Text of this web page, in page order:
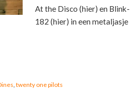
At the Disco (hier) en Blink-
182 (hier) in een metaljasje
twenty one pilots